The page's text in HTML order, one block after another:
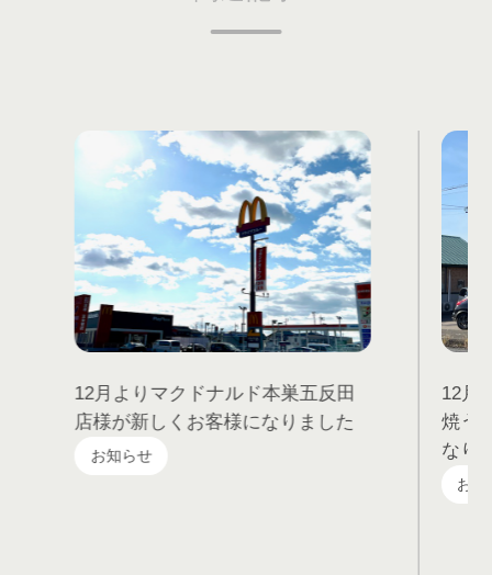
12月よりマクドナルド本巣五反田
店様が新しくお客様になりました
お知らせ
12月
焼う
なり
お知